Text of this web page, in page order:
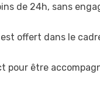
de 24h, sans
offert dans le
être